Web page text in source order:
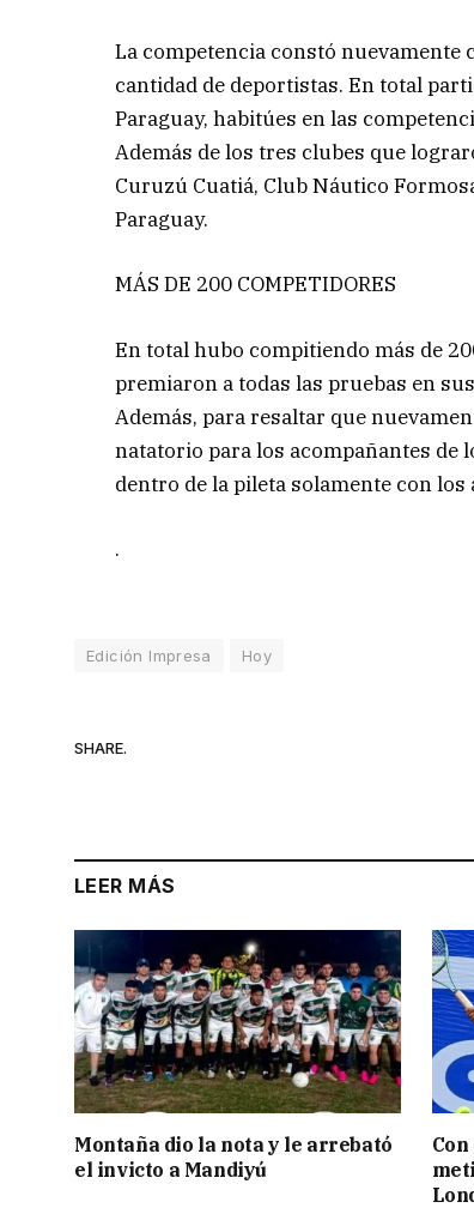
La competencia constó nuevamente
cantidad de deportistas. En total
Paraguay, habitúes en las
Además de los tres clubes que
Curuzú Cuatiá, Club Náutico
Paraguay.
MÁS DE 200 COMPETIDORES
En total hubo compitiendo más de
premiaron a todas las pruebas en
Además, para resaltar que
natatorio para los acompañantes de
dentro de la pileta solamente con los
.
Edición Impresa Hoy
SHARE.
LEER MÁS
Montaña dio la nota y le arrebató
el invicto a Mandiyú